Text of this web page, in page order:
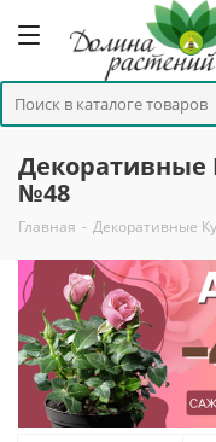
Декоративные
№48
Главная - Декоративные